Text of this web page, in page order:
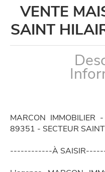
VENTE
SAINT
MARCON
89351 - SECTEUR
------------À